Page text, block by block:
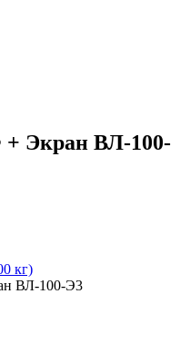
Экран ВЛ-100-
кг)
ВЛ-100-Э3